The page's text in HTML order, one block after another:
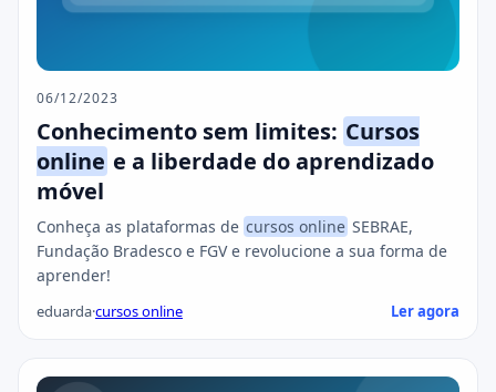
06/12/2023
Conhecimento sem limites: Cursos
online e a liberdade do aprendizado
móvel
Conheça as plataformas de cursos online SEBRAE,
Fundação Bradesco e FGV e revolucione a sua forma de
aprender!
eduarda·cursos online Ler agora